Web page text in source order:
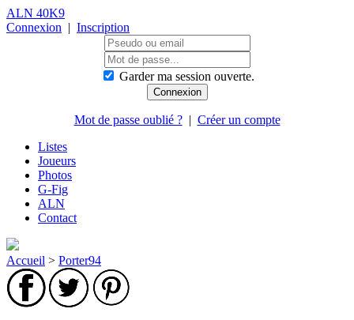
ALN 40K9
Connexion | Inscription
Garder ma session ouverte.
Mot de passe oublié ?| Créer un compte
Listes
Joueurs
Photos
G-Fig
ALN
Contact
Accueil > Porter94